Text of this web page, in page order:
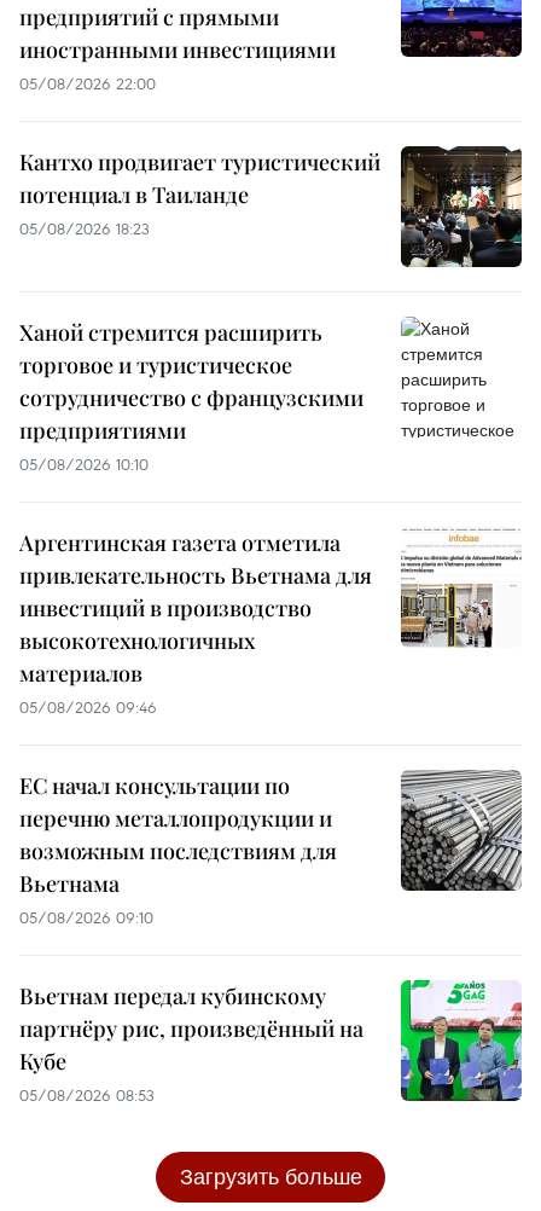
предприятий с прямыми
иностранными инвестициями
05/08/2026 22:00
Кантхо продвигает туристический
потенциал в Таиланде
05/08/2026 18:23
Ханой стремится расширить
торговое и туристическое
сотрудничество с французскими
предприятиями
05/08/2026 10:10
Аргентинская газета отметила
привлекательность Вьетнама для
инвестиций в производство
высокотехнологичных
материалов
05/08/2026 09:46
ЕС начал консультации по
перечню металлопродукции и
возможным последствиям для
Вьетнама
05/08/2026 09:10
Вьетнам передал кубинскому
партнёру рис, произведённый на
Кубе
05/08/2026 08:53
Загрузить больше